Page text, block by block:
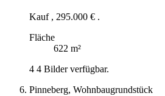
Kauf , 295.000 € .
Fläche
622 m²
4 4 Bilder verfügbar.
Pinneberg, Wohnbaugrundstück